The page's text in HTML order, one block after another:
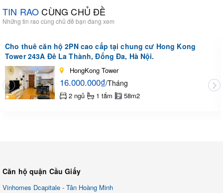
TIN RAOCÙNG CHỦ ĐỀ
Những tin rao cùng chủ đề bạn đang xem
Cho thuê căn hộ 2PN cao cấp tại chung cư Hong Kong
Tower 243A Đê La Thành, Đống Đa, Hà Nội.
HongKong Tower
16.000.000₫/Tháng
2 ngủ 1 tắm 58m2
Căn hộ quận Cầu Giấy
Vinhomes Dcapitale - Tân Hoàng Minh